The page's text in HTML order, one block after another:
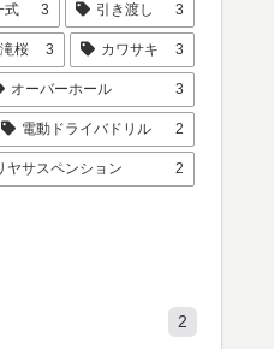
式 3 引き渡し 3
滝桜 3 カワサキ 3
オーバーホール 3
電動ドライバドリル 2
ヤサスペンション 2
2